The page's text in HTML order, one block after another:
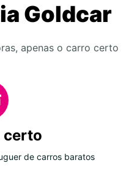
Goldcar
apenas o carro certo
certo
de carros baratos